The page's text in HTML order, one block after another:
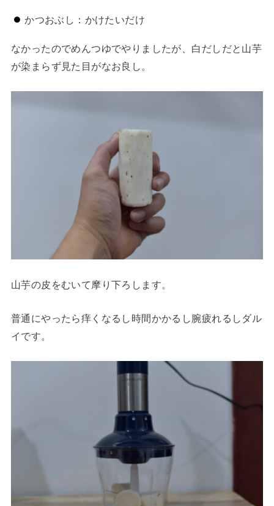
かつおぶし：かけたいだけ
なかったのでめんつゆでやりましたが、白だしだと山芋
が染まらず見た目がなお良し。
山芋の皮をむいて摩り下ろします。
普通にやったら痒くなるし時間かかるし腕疲れるしダル
イです。